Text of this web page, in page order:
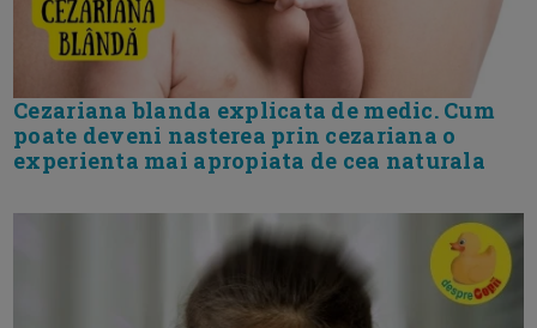
Cezariana blanda explicata de medic. Cum
poate deveni nasterea prin cezariana o
experienta mai apropiata de cea naturala